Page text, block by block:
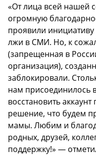
«От лица всей нашей
огромную
проявили
лжи в СМИ. Но, к
(запрещенная в
организация),
заблокировали.
нам присоединилось
восстановить
решение, что будем
мамы. Любим и
родных, друзей,
поддержку!» —